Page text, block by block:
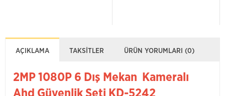
AÇIKLAMA TAKSITLER ÜRÜN YORUMLARI (0)
2MP 1080P 6 Dış Mekan Kameralı